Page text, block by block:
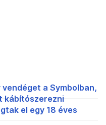
a Symbolban,
kábítószerezni
el egy 18 éves